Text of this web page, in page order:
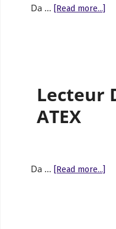
Da … [Read more...]
Lecteur
ATEX
Da … [Read more...]